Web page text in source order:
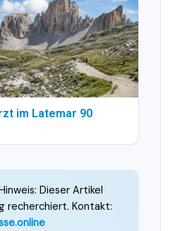
im Latemar 90
Dieser Artikel
recherchiert. Kontakt: